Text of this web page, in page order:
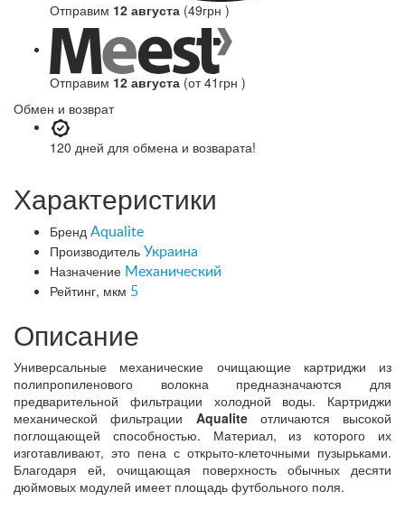
Отправим 12 августа (49грн )
Отправим 12 августа (от 41грн )
Обмен и возврат
120 дней для обмена и возварата!
Характеристики
Бренд Aqualite
Производитель Украина
Назначение Механический
Рейтинг, мкм 5
Описание
Универсальные механические очищающие картриджи из
полипропиленового волокна
предназначаются для
предварительной фильтрации холодной воды. Картриджи
механической фильтрации Aqualiteотличаются высокой
поглощающей способностью. Материал, из которого их
изготавливают, это пена с открыто-клеточными пузырьками.
Благодаря ей, очищающая поверхность обычных десяти
дюймовых модулей имеет площадь футбольного поля.